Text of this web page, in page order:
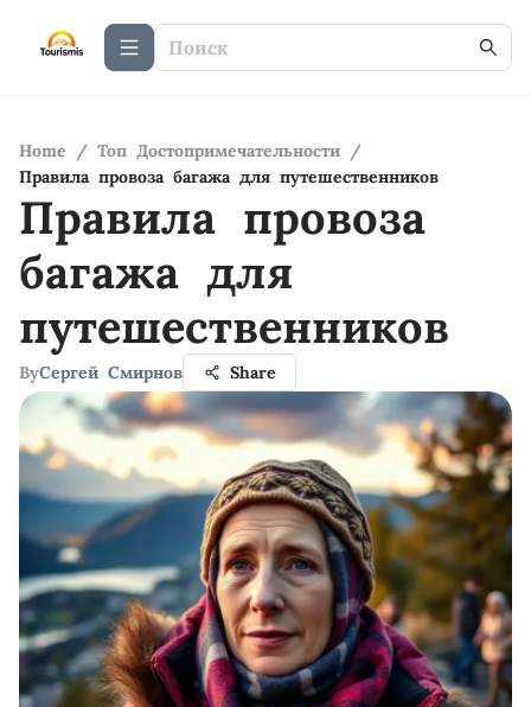
Home / Топ Достопримечательности /
Правила провоза багажа для путешественников
Правила провоза
багажа для
путешественников
ByСергей Смирнов Share